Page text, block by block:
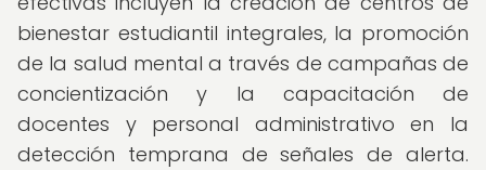
bienestar estudiantil integrales, la promoción
de la salud mental a través de campañas de
concientización y la capacitación de
docentes y personal administrativo en la
detección temprana de señales de alerta.